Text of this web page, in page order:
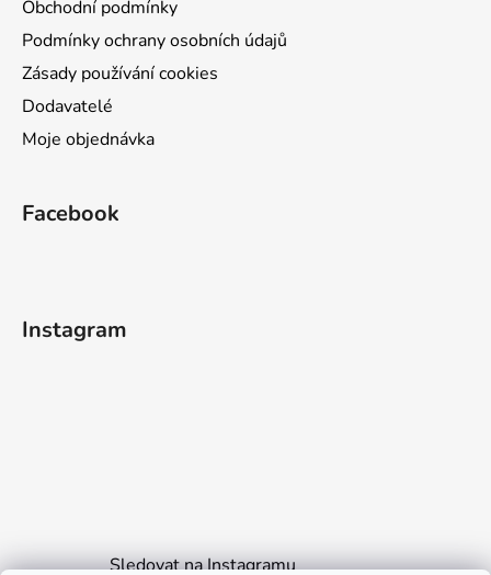
Obchodní podmínky
Podmínky ochrany osobních údajů
Zásady používání cookies
Dodavatelé
Moje objednávka
Facebook
Instagram
Sledovat na Instagramu